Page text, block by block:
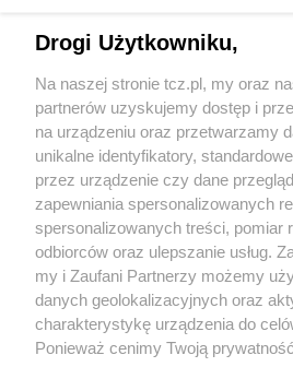
O FIRMIE POLITYKA
REKLAMA WSPÓŁPRACA RSS
Nasze
Aktualności
Tcz24
Drogi Użytkowniku,
Na naszej stronie tcz.pl, my oraz
partnerów uzyskujemy dostęp i
na urządzeniu oraz przetwarzamy
unikalne identyfikatory,
przez urządzenie czy dane
zapewniania spersonalizowanych
spersonalizowanych treści, pomiar
odbiorców oraz ulepszanie usług.
my i Zaufani Partnerzy możemy
danych geolokalizacyjnych oraz
charakterystykę urządzenia do
Ponieważ cenimy Twoją